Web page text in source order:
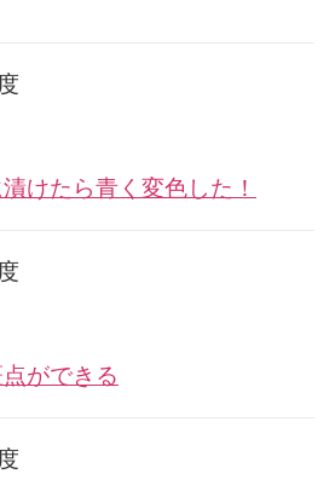
けたら青く変色した！
ができる